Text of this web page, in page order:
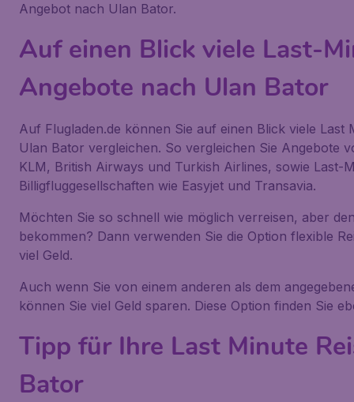
Angebot nach Ulan Bator.
Auf einen Blick viele Last-
Angebote nach Ulan Bator
Auf Flugladen.de können Sie auf einen Blick viele Last
Ulan Bator vergleichen. So vergleichen Sie Angebote
KLM, British Airways und Turkish Airlines, sowie Last-
Billigfluggesellschaften wie Easyjet und Transavia.
Möchten Sie so schnell wie möglich verreisen, aber
bekommen? Dann verwenden Sie die Option flexible
viel Geld.
Auch wenn Sie von einem anderen als dem
können Sie viel Geld sparen. Diese Option finden Sie
Tipp für Ihre Last Minute
Bator